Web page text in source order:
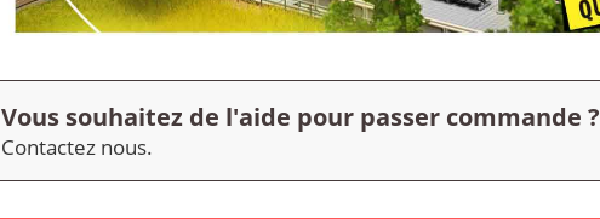
Vous souhaitez de l'aide pour passer commande ?
Contactez nous.